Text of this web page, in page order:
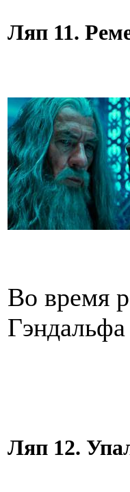
Ляп 11.
Во время
Гэндальфа
Ляп 12.